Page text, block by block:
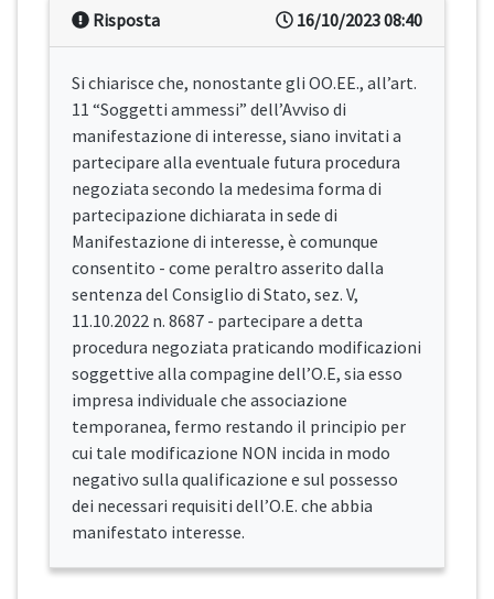
16/10/2023 08:40
Risposta
Si chiarisce che, nonostante gli OO.EE., all’art.
11 “Soggetti ammessi” dell’Avviso di
manifestazione di interesse, siano invitati a
partecipare alla eventuale futura procedura
negoziata secondo la medesima forma di
partecipazione dichiarata in sede di
Manifestazione di interesse, è comunque
consentito - come peraltro asserito dalla
sentenza del Consiglio di Stato, sez. V,
11.10.2022 n. 8687 - partecipare a detta
procedura negoziata praticando modificazioni
soggettive alla compagine dell’O.E, sia esso
impresa individuale che associazione
temporanea, fermo restando il principio per
cui tale modificazione NON incida in modo
negativo sulla qualificazione e sul possesso
dei necessari requisiti dell’O.E. che abbia
manifestato interesse.